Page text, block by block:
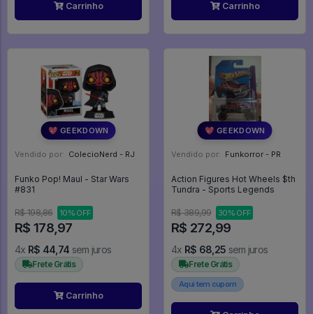
Carrinho Carrinho
💖 GEEKDOWN
Vendido por: ColecioNerd - RJ
Funko Pop! Maul - Star Wars
#831
R$ 198,86 10% OFF
R$ 178,97
4x R$ 44,74 sem juros
Frete Grátis
Carrinho
💖 GEEKDOWN
Vendido por: Funkorror - PR
Action Figures Hot Wheels $th
Tundra - Sports Legends
R$ 389,99 30% OFF
R$ 272,99
4x R$ 68,25 sem juros
Frete Grátis
Aqui tem cupom